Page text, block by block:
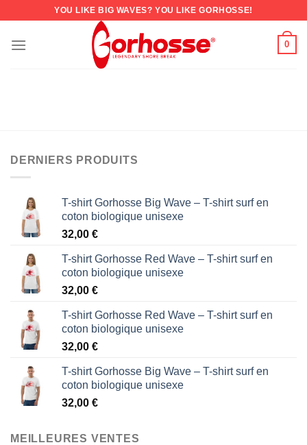
YOU LIKE BIG WAVES? YOU LIKE GORHOSSE!
0
DERNIERS PRODUITS
T-shirt Gorhosse Big Wave – T-shirt surf en
coton biologique unisexe
32,00 €
T-shirt Gorhosse Red Wave – T-shirt surf en
coton biologique unisexe
32,00 €
T-shirt Gorhosse Red Wave – T-shirt surf en
coton biologique unisexe
32,00 €
T-shirt Gorhosse Big Wave – T-shirt surf en
coton biologique unisexe
32,00 €
MEILLEURES VENTES